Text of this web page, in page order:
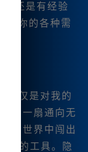
手还是有经验
足你的各种需
不仅是对我的
了一扇通向无
的世界中闯出
大的工具。隐